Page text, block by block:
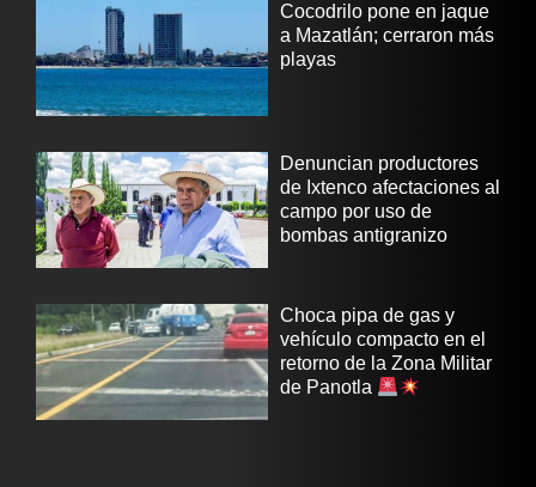
Cocodrilo pone en jaque
a Mazatlán; cerraron más
playas
Denuncian productores
de Ixtenco afectaciones al
campo por uso de
bombas antigranizo
Choca pipa de gas y
vehículo compacto en el
retorno de la Zona Militar
de Panotla